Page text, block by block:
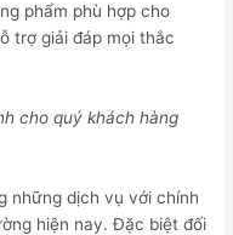
phẩm phù hợp cho
trợ giải đáp mọi thắc
cho quý khách hàng
những dịch vụ với chính
hiện nay. Đặc biệt đối